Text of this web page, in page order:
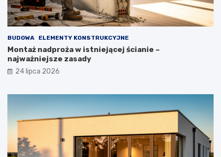
BUDOWA ELEMENTY KONSTRUKCYJNE
Montaż nadproża w istniejącej ścianie –
najważniejsze zasady
24 lipca 2026